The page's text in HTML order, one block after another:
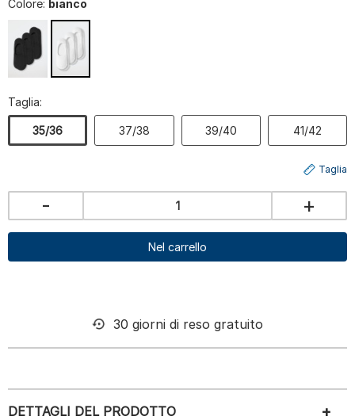
Colore: bianco
Taglia:
35/36 37/38 39/40 41/42
Taglia
- +
Nel carrello
30 giorni di reso gratuito
DETTAGLI DEL PRODOTTO